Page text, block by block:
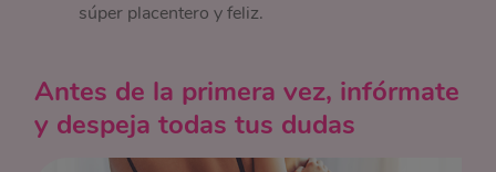
súper placentero y feliz.
Antes de la primera vez, infórmate
y despeja todas tus dudas